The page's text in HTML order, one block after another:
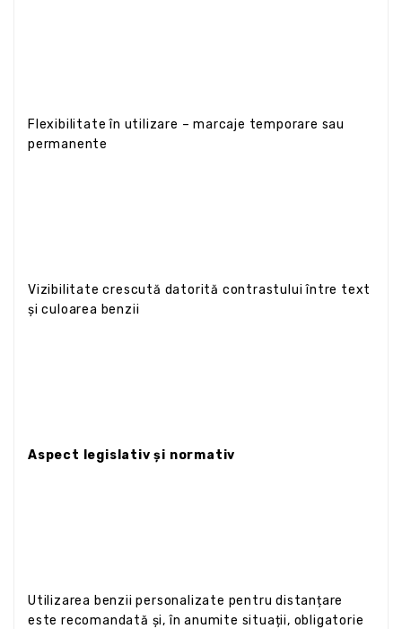
Flexibilitate în utilizare – marcaje temporare sau
permanente
Vizibilitate crescută datorită contrastului între text
și culoarea benzii
Aspect legislativ și normativ
Utilizarea benzii personalizate pentru distanțare
este recomandată și, în anumite situații, obligatorie